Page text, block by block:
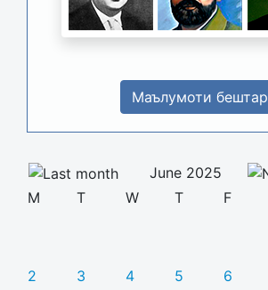
Маълумоти бештар
June 2025
M
T W T F
2 3 4 5 6